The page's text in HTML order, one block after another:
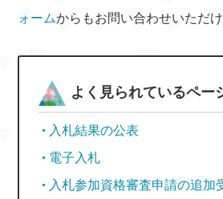
ォームからもお問い合わせいただけ
よく見られているペー
入札結果の公表
電子入札
入札参加資格審査申請の追加